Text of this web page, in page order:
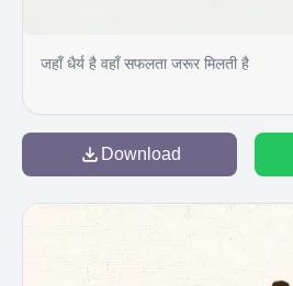
जहाँ धैर्य है वहाँ सफलता जरूर मिलती है
Download